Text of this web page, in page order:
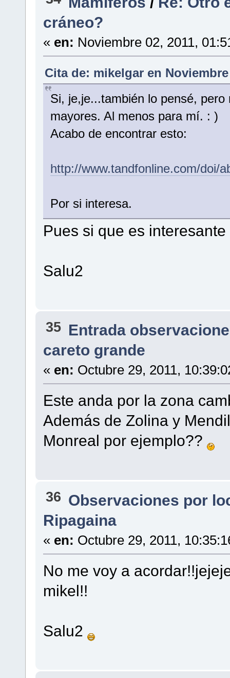
cráneo?
« en: Noviembre 02, 2011,
Cita de: mikelgar en
Si, je,je...también lo pensé,
mayores. Al menos para mí. : )
Acabo de encontrar esto:
http://www.tandfonline.com/doi/
Por si interesa.
Pues si que es
Salu2
35 Entrada
careto grande
« en: Octubre 29, 2011,
Este anda por la zona
Además de Zolina y
Monreal por ejemplo??
36 Observaciones por
Ripagaina
« en: Octubre 29, 2011,
No me voy a
mikel!!
Salu2